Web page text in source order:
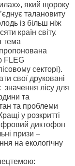
який щороку
талановиту
із більш ніж
країн світу.
тема
FLEG
секторі).
свої друковані
значення лісу для
та
та проблеми
у розкритті
диктофон
призи –
на екологічну